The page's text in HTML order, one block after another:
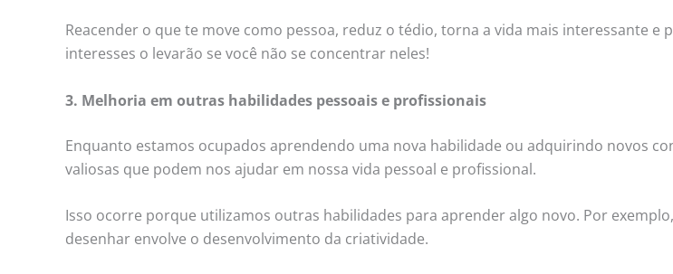
Reacender o que te move como pessoa, reduz o tédio, torna a vida mais interessante
interesses o levarão se você não se concentrar neles!
3. Melhoria em outras habilidades pessoais e profissionais
Enquanto estamos ocupados aprendendo uma nova habilidade ou adquirindo novos
valiosas que podem nos ajudar em nossa vida pessoal e profissional.
Isso ocorre porque utilizamos outras habilidades para aprender algo novo. Por
desenhar envolve o desenvolvimento da criatividade.